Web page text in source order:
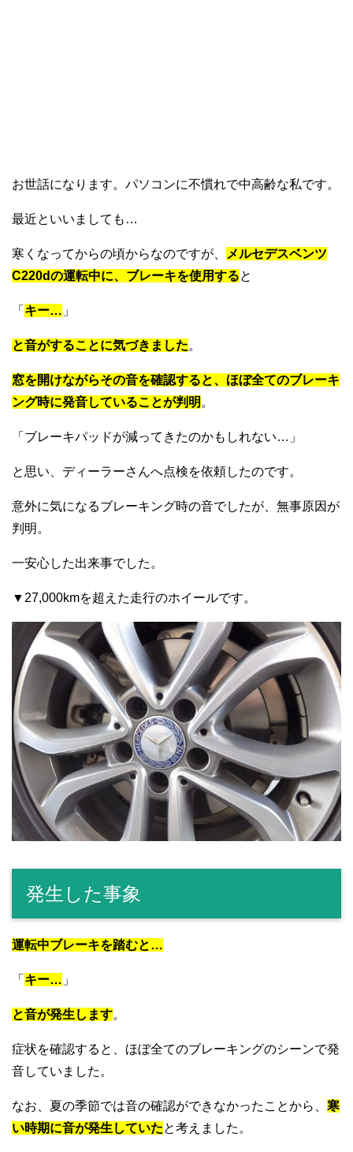
お世話になります。パソコンに不慣れで中高齢な私です。
最近といいましても…
寒くなってからの頃からなのですが、
メルセデスベンツ
C220dの運転中に、ブレーキを使用すると
「 キー… 」
と音がすることに気づきました。
窓を開けながらその音を確認すると、ほぼ全てのブレーキ
ング時に発音していることが判明 。
「ブレーキパッドが減ってきたのかもしれない…」
と思い、ディーラーさんへ点検を依頼したのです。
意外に気になるブレーキング時の音でしたが、無事原因が
判明。
一安心した出来事でした。
▼27,000kmを超えた走行のホイールです。
発生した事象
運転中ブレーキを踏むと…
「 キー… 」
と音が発生します。
症状を確認すると、ほぼ全てのブレーキングのシーンで発
音していました。
なお、夏の季節では音の確認ができなかったことから、 寒
い時期に音が発生していたと考えました。